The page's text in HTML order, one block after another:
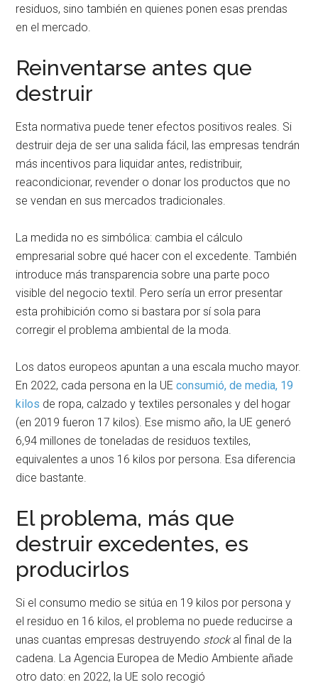
residuos, sino también en quienes ponen esas prendas
en el mercado.
Reinventarse antes que
destruir
Esta normativa puede tener efectos positivos reales. Si
destruir deja de ser una salida fácil, las empresas tendrán
más incentivos para liquidar antes, redistribuir,
reacondicionar, revender o donar los productos que no
se vendan en sus mercados tradicionales.
La medida no es simbólica: cambia el cálculo
empresarial sobre qué hacer con el excedente. También
introduce más transparencia sobre una parte poco
visible del negocio textil. Pero sería un error presentar
esta prohibición como si bastara por sí sola para
corregir el problema ambiental de la moda.
Los datos europeos apuntan a una escala mucho mayor.
En 2022, cada persona en la UEconsumió, de media, 19
kilos de ropa, calzado y textiles personales y del hogar
(en 2019 fueron 17 kilos). Ese mismo año, la UE generó
6,94 millones de toneladas de residuos textiles,
equivalentes a unos 16 kilos por persona. Esa diferencia
dice bastante.
El problema, más que
destruir excedentes, es
producirlos
Si el consumo medio se sitúa en 19 kilos por persona y
el residuo en 16 kilos, el problema no puede reducirse a
unas cuantas empresas destruyendo stockal final de la
cadena. La Agencia Europea de Medio Ambiente añade
otro dato: en 2022, la UE solo recogió